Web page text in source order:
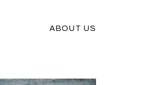
ABOUT US